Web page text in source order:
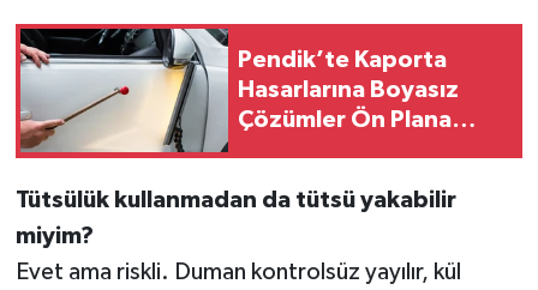
Pendik’te Kaporta
Hasarlarına Boyasız
Çözümler Ön Plana
Tütsülük kullanmadan da tütsü yakabilir
miyim?
Evet ama riskli. Duman kontrolsüz yayılır, kül